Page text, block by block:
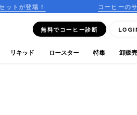
コーヒーのサブスクリプシ
無料でコーヒー診断
リキッド ロースター 特集 卸販売